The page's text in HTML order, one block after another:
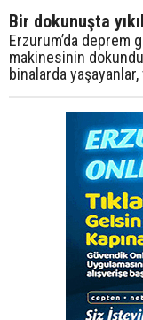
Bir dokunuşta
Erzurum’da
makinesinin
binalarda